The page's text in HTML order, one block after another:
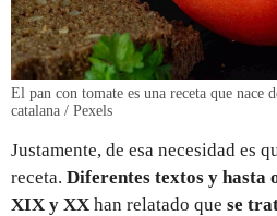
El pan con tomate es una receta que nace
catalana / Pexels
Justamente, de esa necesidad es
receta. Diferentes textos y hasta
XIX y XX han relatado que se